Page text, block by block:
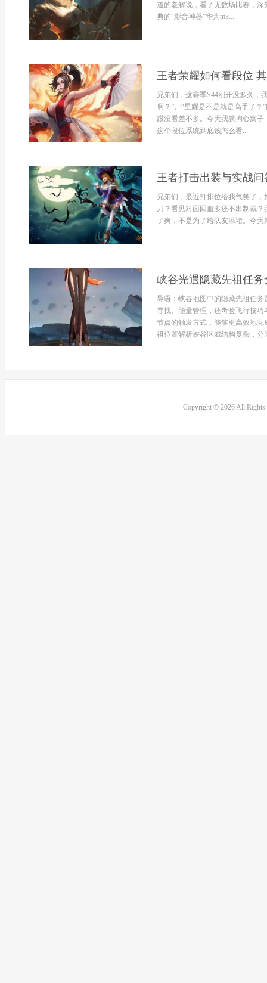
道的老解说，看了无数场比赛，
典的“影音神器”华为m3...
王者荣耀如何看段位
兄弟们，这赛季S44刚开没多久，
啊？”、“星耀是不是就是高手了
跟没看差不多。今天我就掏心窝
这个段位系统到底该怎么看...
王者打击出装与实战
兄弟们，最近打排位给我气笑了
刀？看见对面回血多还不出制裁
了爽，不是为了给队友添堵。今天
峡谷光遇隐藏先祖任
导语：峡谷地图中的隐藏先祖任
寻找、能量管理，还考验飞行技
节点的触发方式，能够更高效地
祖位置解析峡谷区域结构复杂，分
Copyright © 2026 All